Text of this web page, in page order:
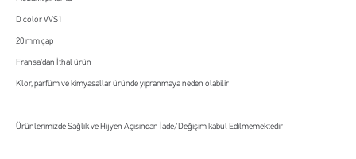
D color VVS1
20 mm çap
Fransa'dan İthal ürün
Klor, parfüm ve kimyasallar üründe yıpranmaya neden olabilir
Ürünlerimizde Sağlık ve Hijyen Açısından İade/Değişim kabul Edilmemektedir